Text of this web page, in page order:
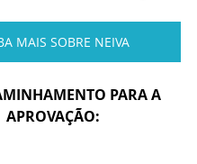
MAIS SOBRE NEIVA
PARA A
APROVAÇÃO: